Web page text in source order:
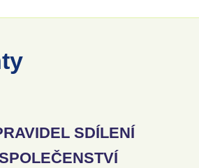
SDÍLENÍ